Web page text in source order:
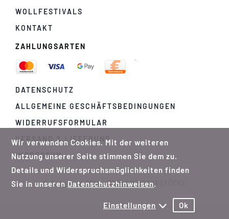
WOLLFESTIVALS
KONTAKT
ZAHLUNGSARTEN
DATENSCHUTZ
ALLGEMEINE GESCHÄFTSBEDINGUNGEN
WIDERRUFSFORMULAR
VERSAND & LIEFERUNG
IMPRESSUM
© Copyright 2012 - 2026 | MEISTERSTÜCKE
Wir verwenden Cookies. Mit der weiteren
Nutzung unserer Seite stimmen Sie dem zu.
Details und Widerspruchsmöglichkeiten finden
Sie in unseren Datenschutzhinweisen.
Einstellungen Ok